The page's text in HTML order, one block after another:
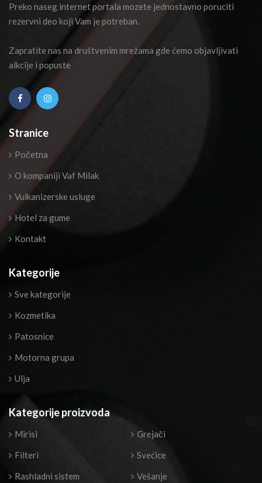
Preko naseg internet portala mozete jednostavno poruciti
rezervni deo koji Vam je potreban.
Zapratite nas na društvenim mrežama gde ćemo objavljivati
alkcije i popuste
Stranice
Početna
O kompaniji Vaf Milak
Vulkanizerske usluge
Hotel za gume
Kontakt
Kategorije
Sve kategorije
Kozmetika
Patosnice
Motorna grupa
Ulja
Kategorije proizvoda
Mirisi
Filteri
Rashladni sistem
Grejači
Svećice
Vešanje